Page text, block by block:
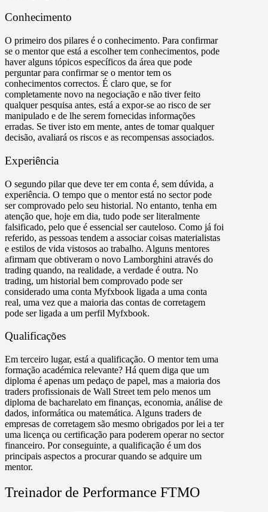
Conhecimento
O primeiro dos pilares é o conhecimento. Para confirmar
se o mentor que está a escolher tem conhecimentos, pode
haver alguns tópicos específicos da área que pode
perguntar para confirmar se o mentor tem os
conhecimentos correctos. É claro que, se for
completamente novo na negociação e não tiver feito
qualquer pesquisa antes, está a expor-se ao risco de ser
manipulado e de lhe serem fornecidas informações
erradas. Se tiver isto em mente, antes de tomar qualquer
decisão, avaliará os riscos e as recompensas associados.
Experiência
O segundo pilar que deve ter em conta é, sem dúvida, a
experiência. O tempo que o mentor está no sector pode
ser comprovado pelo seu historial. No entanto, tenha em
atenção que, hoje em dia, tudo pode ser literalmente
falsificado, pelo que é essencial ser cauteloso. Como já foi
referido, as pessoas tendem a associar coisas materialistas
e estilos de vida vistosos ao trabalho. Alguns mentores
afirmam que obtiveram o novo Lamborghini através do
trading quando, na realidade, a verdade é outra. No
trading, um historial bem comprovado pode ser
considerado uma conta Myfxbook ligada a uma conta
real, uma vez que a maioria das contas de corretagem
pode ser ligada a um perfil Myfxbook.
Qualificações
Em terceiro lugar, está a qualificação. O mentor tem uma
formação académica relevante? Há quem diga que um
diploma é apenas um pedaço de papel, mas a maioria dos
traders profissionais de Wall Street tem pelo menos um
diploma de bacharelato em finanças, economia, análise de
dados, informática ou matemática. Alguns traders de
empresas de corretagem são mesmo obrigados por lei a ter
uma licença ou certificação para poderem operar no sector
financeiro. Por conseguinte, a qualificação é um dos
principais aspectos a procurar quando se adquire um
mentor.
Treinador de Performance FTMO